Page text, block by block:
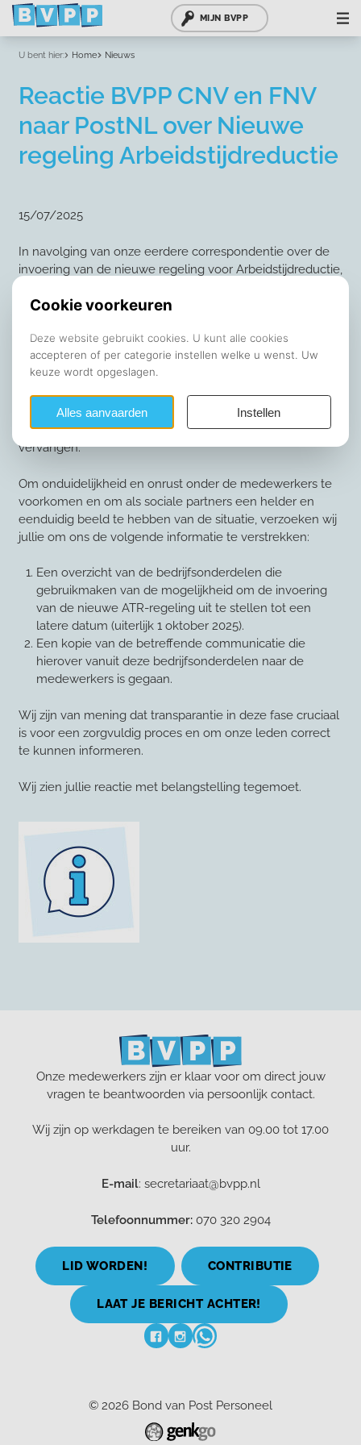
MIJN BVPP
U bent hier: Home Nieuws
Reactie BVPP CNV en FNV
naar PostNL over Nieuwe
regeling Arbeidstijdreductie
15/07/2025
In navolging van onze eerdere correspondentie over de
invoering van de nieuwe regeling voor Arbeidstijdreductie,
FNV) met een verzoek om nadere informatie.
Vanuit onze achterban ontvangen wij signalen dat op
diverse bedrijfsonderdelen de invoering van de nieuwe
regeling per 1 juli jl. is uitgesteld. Dit sluit aan bij de door
PostNL geboden mogelijkheid om, onder voorwaarden,
de oude regeling tijdelijk te handhaven voor
werktijdregelingen die uiterlijk 1 oktober 2025 worden
vervangen.
Om onduidelijkheid en onrust onder de medewerkers te
voorkomen en om als sociale partners een helder en
eenduidig beeld te hebben van de situatie, verzoeken wij
jullie om ons de volgende informatie te verstrekken:
Een overzicht van de bedrijfsonderdelen die
gebruikmaken van de mogelijkheid om de invoering
van de nieuwe ATR-regeling uit te stellen tot een
latere datum (uiterlijk 1 oktober 2025).
Een kopie van de betreffende communicatie die
hierover vanuit deze bedrijfsonderdelen naar de
medewerkers is gegaan.
Wij zijn van mening dat transparantie in deze fase cruciaal
is voor een zorgvuldig proces en om onze leden correct
te kunnen informeren.
Wij zien jullie reactie met belangstelling tegemoet.
Onze medewerkers zijn er klaar voor om direct jouw
vragen te beantwoorden via persoonlijk contact.
Wij zijn op werkdagen te bereiken van 09.00 tot 17.00
uur.
E-mail: secretariaat@bvpp.nl
Telefoonnummer:070 320 2904
LID WORDEN! CONTRIBUTIE
LAAT JE BERICHT ACHTER!
© 2026 Bond van Post Personeel